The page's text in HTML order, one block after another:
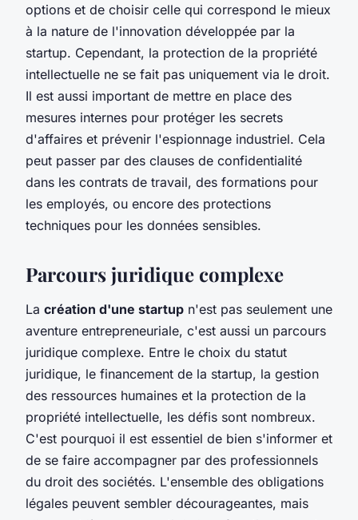
options et de choisir celle qui correspond le mieux
à la nature de l'innovation développée par la
startup. Cependant, la protection de la propriété
intellectuelle ne se fait pas uniquement via le droit.
Il est aussi important de mettre en place des
mesures internes pour protéger les secrets
d'affaires et prévenir l'espionnage industriel. Cela
peut passer par des clauses de confidentialité
dans les contrats de travail, des formations pour
les employés, ou encore des protections
techniques pour les données sensibles.
Parcours juridique complexe
La création d'une startup n'est pas seulement une
aventure entrepreneuriale, c'est aussi un parcours
juridique complexe. Entre le choix du statut
juridique, le financement de la startup, la gestion
des ressources humaines et la protection de la
propriété intellectuelle, les défis sont nombreux.
C'est pourquoi il est essentiel de bien s'informer et
de se faire accompagner par des professionnels
du droit des sociétés. L'ensemble des obligations
légales peuvent sembler décourageantes, mais